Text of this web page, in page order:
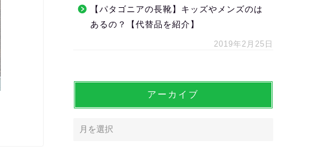
【パタゴニアの長靴】キッズやメンズのは
あるの？【代替品を紹介】
2019年2月25日
アーカイブ